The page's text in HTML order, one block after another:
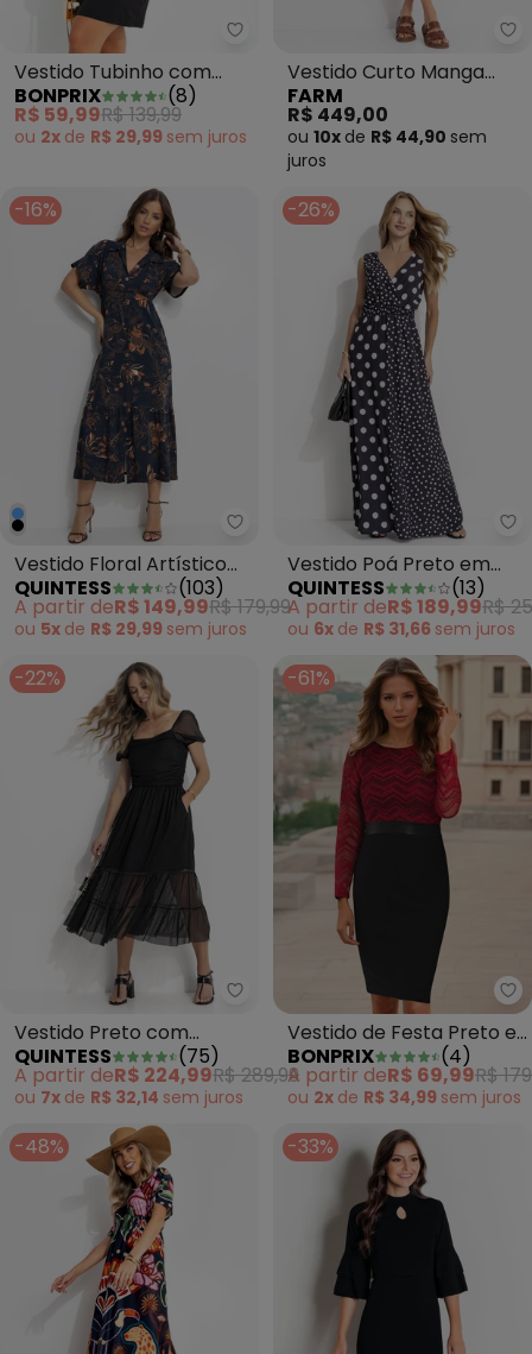
bonprix - Vestido Tubinho com
Vestido Tubinho com
Recortes Preto
BONPRIX (8)
R$ 59,99R$ 139,99
ou 2x de R$ 29,99 sem juros
Vestido Curto Manga
Floral Maite Bege
FARM
R$ 449,00
ou 10x de R$ 44,90 sem
juros
-16%
Quintess - Vestido Floral
Vestido Floral Artístico
em Malha de Viscose
QUINTESS (103)
A partir deR$ 149,99R$ 179,99
ou 5x de R$ 29,99 sem juros
-26%
Vestido Poá Preto em
Viscose Plana
QUINTESS (13)
A partir deR$ 189,99R$
ou 6x de R$ 31,66 sem juros
-22%
Quintess - Vestido Preto com
Vestido Preto com
Camadas
QUINTESS (75)
A partir deR$ 224,99R$ 289,99
ou 7x de R$ 32,14 sem juros
-61%
Vestido de Festa Preto e
Vermelho
BONPRIX (4)
A partir deR$ 69,99R$
ou 2x de R$ 34,99 sem juros
-48% -33%